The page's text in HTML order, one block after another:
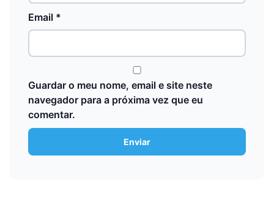
Email *
Guardar o meu nome, email e site neste
navegador para a próxima vez que eu
comentar.